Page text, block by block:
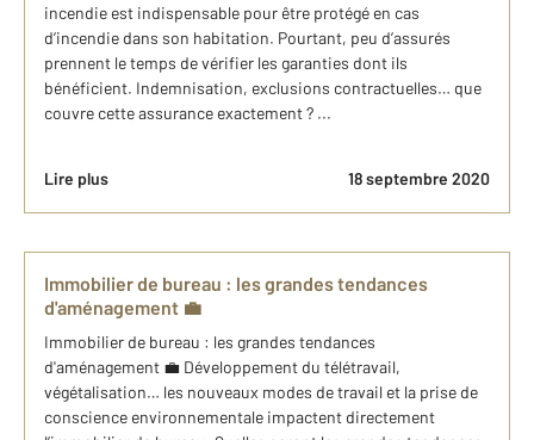
incendie est indispensable pour être protégé en cas
d’incendie dans son habitation. Pourtant, peu d’assurés
prennent le temps de vérifier les garanties dont ils
bénéficient. Indemnisation, exclusions contractuelles… que
couvre cette assurance exactement ? ...
Lire plus 18 septembre 2020
Immobilier de bureau : les grandes tendances
d'aménagement 💼
Immobilier de bureau : les grandes tendances
d'aménagement 💼 Développement du télétravail,
végétalisation… les nouveaux modes de travail et la prise de
conscience environnementale impactent directement